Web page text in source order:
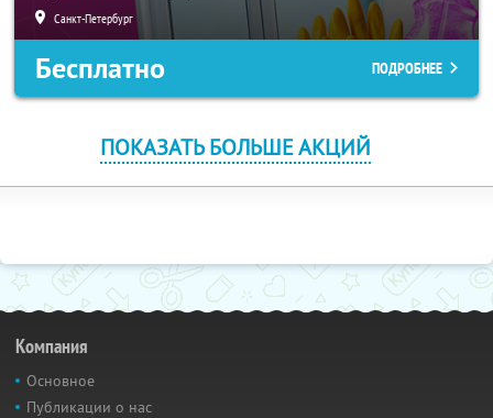
Санкт-Петербург
Бесплатно ПОДРОБНЕЕ
ПОКАЗАТЬ БОЛЬШЕ АКЦИЙ
Компания
Основное
Публикации о нас